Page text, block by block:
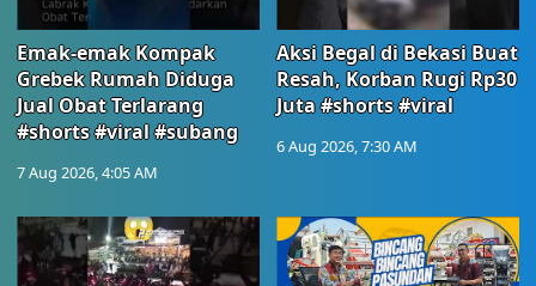
Emak-emak Kompak
Grebek Rumah Diduga
Jual Obat Terlarang
#shorts #viral #subang
7 Aug 2026, 4:05 AM
Aksi Begal di Bekasi Buat
Resah, Korban Rugi Rp30
Juta #shorts #viral
6 Aug 2026, 7:30 AM